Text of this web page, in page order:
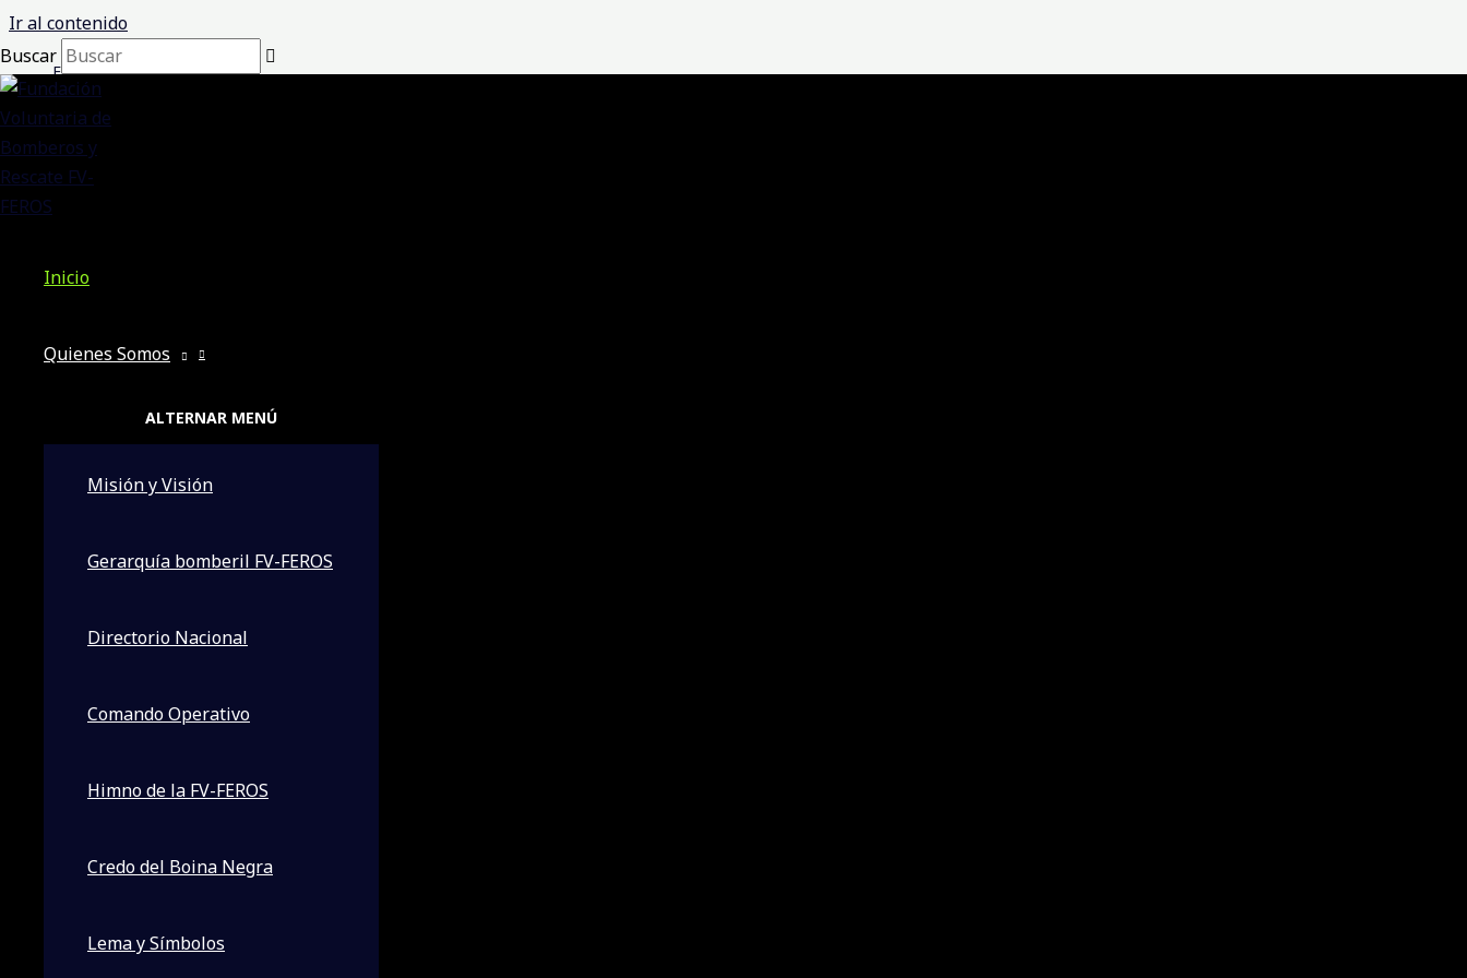
Ir al contenido
Buscar
Inicio
Quienes Somos
ALTERNAR MENÚ
Misión y Visión
Gerarquía bomberil FV-FEROS
Directorio Nacional
Comando Operativo
Himno de la FV-FEROS
Credo del Boina Negra
Lema y Símbolos
Emergencia
Auspiciadores Incondicionales
Noticias, eventos y mas
ARRIBO DE FV-FEROS A ASUNCION URIF CBVP. 30/07/2026